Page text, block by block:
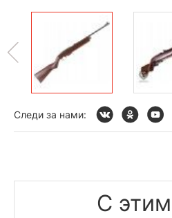
Следи за нами:
С